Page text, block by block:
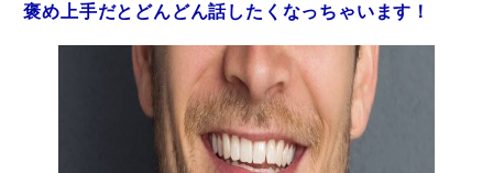
褒め上手だとどんどん話したくなっちゃいます！